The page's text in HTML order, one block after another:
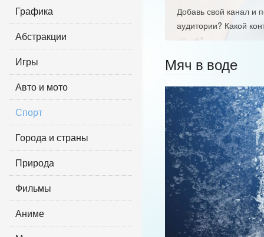
Графика
Абстракции
Игры
Авто и мото
Спорт
Города и страны
Природа
Фильмы
Аниме
Добавь свой канал и
аудитории? Какой
Мяч в воде